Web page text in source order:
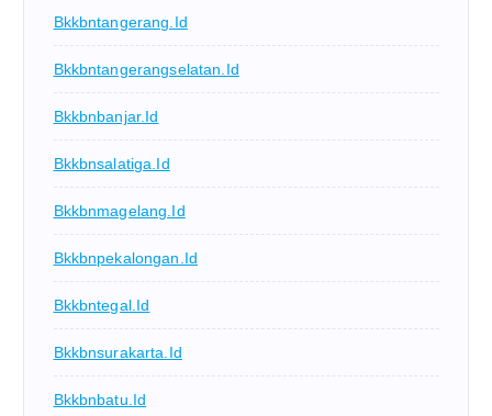
Bkkbntangerang.id
Bkkbntangerangselatan.id
Bkkbnbanjar.id
Bkkbnsalatiga.id
Bkkbnmagelang.id
Bkkbnpekalongan.id
Bkkbntegal.id
Bkkbnsurakarta.id
Bkkbnbatu.id